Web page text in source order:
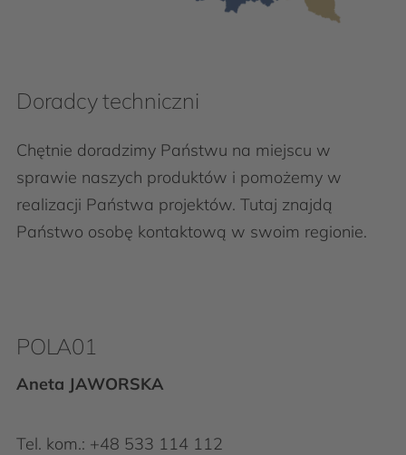
Doradcy techniczni
Chętnie doradzimy Państwu na miejscu w
sprawie naszych produktów i pomożemy w
realizacji Państwa projektów. Tutaj znajdą
Państwo osobę kontaktową w swoim regionie.
POLA01
Aneta JAWORSKA
Tel. kom.: +48 533 114 112